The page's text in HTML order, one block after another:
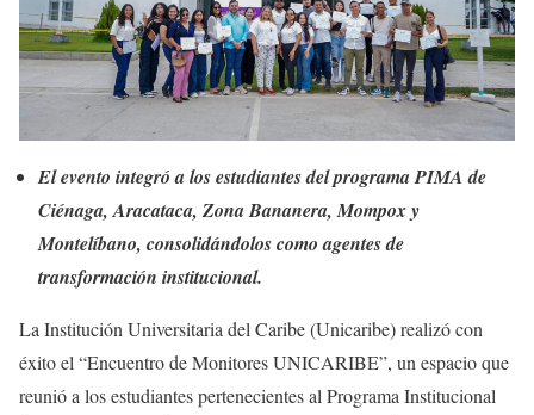
El evento integró a los estudiantes del programa PIMA de
Ciénaga, Aracataca, Zona Bananera, Mompox y
Montelíbano, consolidándolos como agentes de
transformación institucional.
La Institución Universitaria del Caribe (Unicaribe) realizó con
éxito el “Encuentro de Monitores UNICARIBE”, un espacio que
reunió a los estudiantes pertenecientes al Programa Institucional